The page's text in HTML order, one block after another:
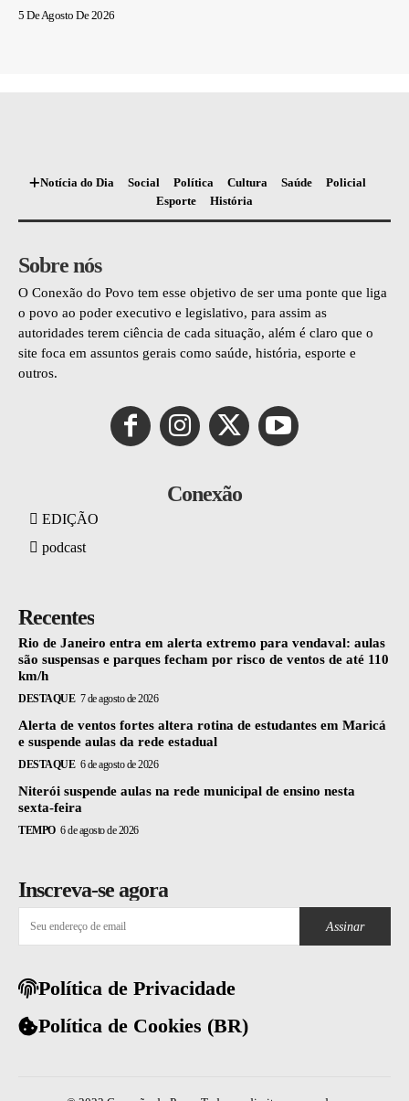
5 De Agosto De 2026
Notícia do Dia Social Política Cultura Saúde
Policial
Esporte
História
Sobre nós
O Conexão do Povo tem esse objetivo de ser uma ponte que liga
o povo ao poder executivo e legislativo, para assim as
autoridades terem ciência de cada situação, além é claro que o
site foca em assuntos gerais como saúde, história, esporte e
outros.
Conexão
EDIÇÃO
podcast
Recentes
Rio de Janeiro entra em alerta extremo para vendaval: aulas
são suspensas e parques fecham por risco de ventos de até 110
km/h
DESTAQUE 7 de agosto de 2026
Alerta de ventos fortes altera rotina de estudantes em Maricá
e suspende aulas da rede estadual
DESTAQUE 6 de agosto de 2026
Niterói suspende aulas na rede municipal de ensino nesta
sexta-feira
TEMPO 6 de agosto de 2026
Inscreva-se agora
Assinar
Política de Privacidade
Política de Cookies (BR)